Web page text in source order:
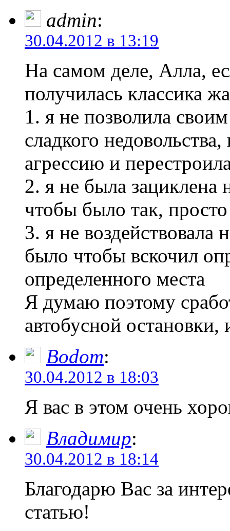
admin:
30.04.2012 в 13:19
На самом деле, Алла,
получилась классика
1. я не позволила
сладкого
агрессию и
2. я не была зациклена
чтобы было так,
3. я не
было чтобы вскочил
определенного места
Я думаю поэтому
автобусной остановки,
Bodom:
30.04.2012 в 18:03
Я вас в этом очень
Владимир:
30.04.2012 в 18:14
Благодарю Вас за
статью!